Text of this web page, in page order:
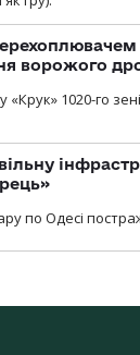
ворожого
«Крук» 1020-го
по Одесі